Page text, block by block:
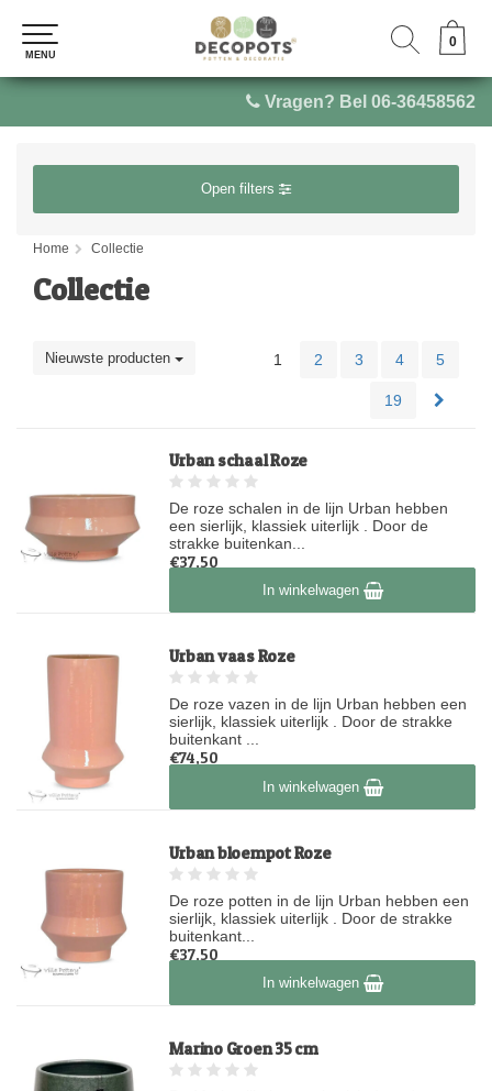
Vragen? Bel 06-36458562
0
MENU
0
MENU
Open filters
Home Collectie
Collectie
Nieuwste producten 1 2 3 4 5
19
Urban schaal Roze
De roze schalen in de lijn Urban hebben
een sierlijk, klassiek uiterlijk . Door de
strakke buitenkan...
€37,50
Op voorraadIn winkelwagen
Urban vaas Roze
De roze vazen in de lijn Urban hebben een
sierlijk, klassiek uiterlijk . Door de strakke
buitenkant ...
€74,50
Op voorraadIn winkelwagen
Urban bloempot Roze
De roze potten in de lijn Urban hebben een
sierlijk, klassiek uiterlijk . Door de strakke
buitenkant...
€37,50
Op voorraadIn winkelwagen
Marino Groen 35 cm